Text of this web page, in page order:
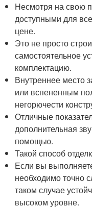
Несмотря на свою
доступными для
цене.
Это не просто
самостоятельное
комплектацию.
Внутреннее место
или вспененным
негорючести
Отличные
дополнительная
помощью.
Такой способ
Если вы
необходимо точно
таком случае
высоком уровне.